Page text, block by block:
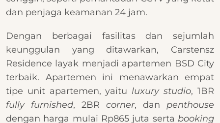
dan penjaga keamanan 24 jam.
Dengan berbagai fasilitas dan sejumlah
keunggulan yang ditawarkan, Carstensz
Residence layak menjadi apartemen BSD City
terbaik. Apartemen ini menawarkan empat
tipe unit apartemen, yaitu luxury studio, 1BR
fully furnished, 2BR corner, dan penthouse
dengan harga mulai Rp865 juta serta booking